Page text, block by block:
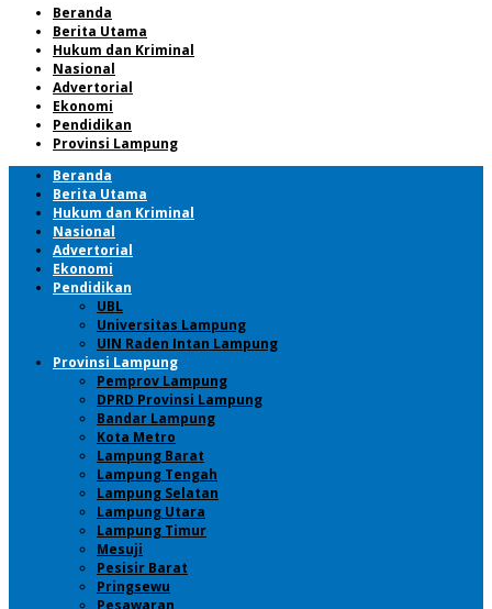
Beranda
Berita Utama
Hukum dan Kriminal
Nasional
Advertorial
Ekonomi
Pendidikan
Provinsi Lampung
Beranda
Berita Utama
Hukum dan Kriminal
Nasional
Advertorial
Ekonomi
Pendidikan
UBL
Universitas Lampung
UIN Raden Intan Lampung
Provinsi Lampung
Pemprov Lampung
DPRD Provinsi Lampung
Bandar Lampung
Kota Metro
Lampung Barat
Lampung Tengah
Lampung Selatan
Lampung Utara
Lampung Timur
Mesuji
Pesisir Barat
Pringsewu
Pesawaran